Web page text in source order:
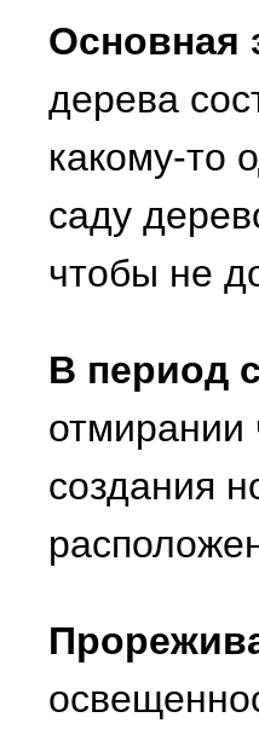
Основная
дерева
какому-то
саду
чтобы не
В период
отмирании
создания